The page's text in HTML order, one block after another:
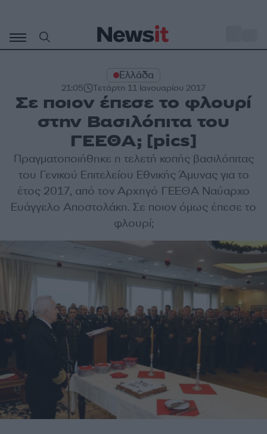
περιεχόμενο
Ελλάδα
21:05 Τετάρτη 11 Ιανουαρίου 2017
Σε ποιον έπεσε το φλουρί
στην Βασιλόπιτα του
ΓΕΕΘΑ; [pics]
Πραγματοποιήθηκε η τελετή κοπής βασιλόπιτας
του Γενικού Επιτελείου Εθνικής Άμυνας για το
έτος 2017, από τον Αρχηγό ΓΕΕΘΑ Ναύαρχο
Ευάγγελο Αποστολάκη. Σε ποιον όμως έπεσε το
φλουρί;